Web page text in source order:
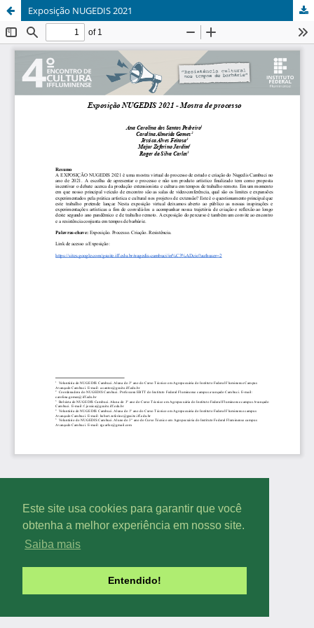
Este site usa cookies para garantir que você
obtenha a melhor experiência em nosso site.
Saiba mais
Entendido!
Exposição NUGEDIS 2021